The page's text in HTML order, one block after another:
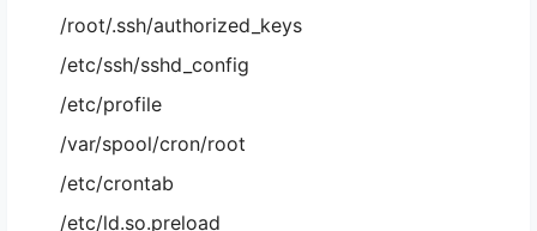
/root/.ssh/authorized_keys
/etc/ssh/sshd_config
/etc/profile
/var/spool/cron/root
/etc/crontab
/etc/ld.so.preload